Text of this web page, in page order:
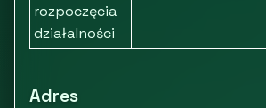
rozpoczęcia
działalności
Adres